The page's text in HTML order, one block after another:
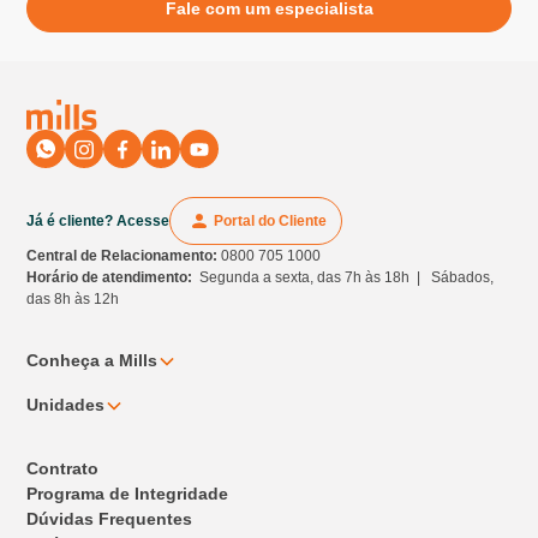
Fale com um especialista
Já é cliente? Acesse Portal do Cliente
Central de Relacionamento:0800 705 1000
Horário de atendimento:Segunda a sexta, das 7h às 18h | Sábados,
das 8h às 12h
Conheça a Mills
Unidades
Contrato
Programa de Integridade
Dúvidas Frequentes